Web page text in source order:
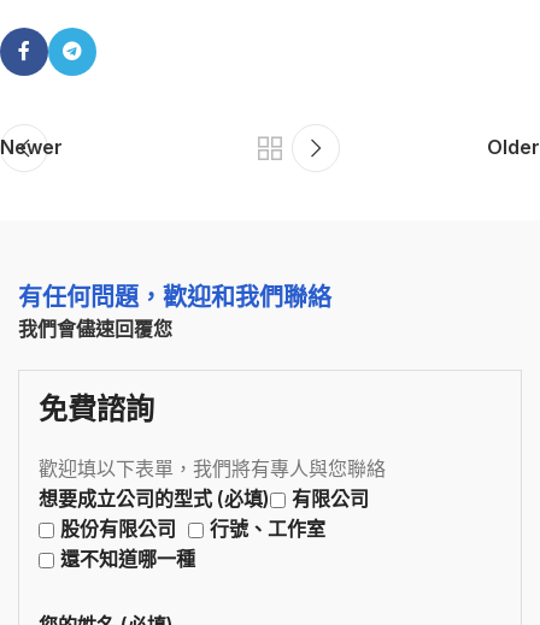
Newer Older
有任何問題，歡迎和我們聯絡
我們會儘速回覆您
免費諮詢
歡迎填以下表單，我們將有專人與您聯絡
想要成立公司的型式 (必填)
有限公司
股份有限公司
行號、工作室
還不知道哪一種